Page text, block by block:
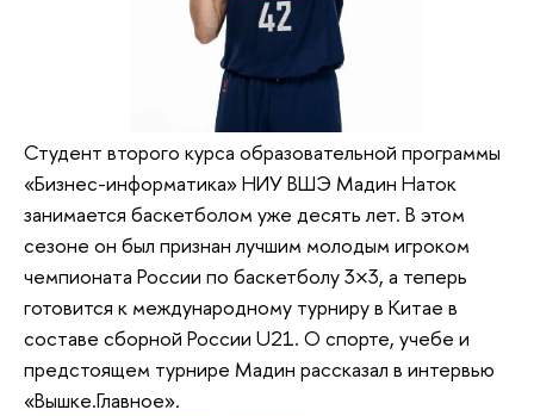
Студент второго курса образовательной программы
«Бизнес-информатика» НИУ ВШЭ Мадин Наток
занимается баскетболом уже десять лет. В этом
сезоне он был признан лучшим молодым игроком
чемпионата России по баскетболу 3×3, а теперь
готовится к международному турниру в Китае в
составе сборной России U21. О спорте, учебе и
предстоящем турнире Мадин рассказал в интервью
«Вышке.Главное».